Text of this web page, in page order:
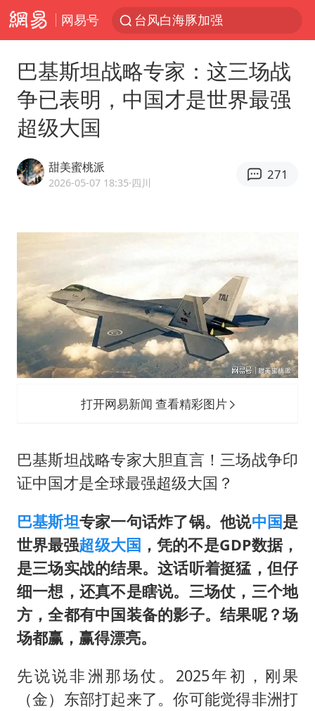
网易号
“立秋的第一杯奶茶”又爆单了
A股三大股指收涨
“新疆阿勒泰八月能滑雪”不实
向鹏0-3不敌张本智和
江苏发布台风蓝色预警
东方之约 相约未来
巴基斯坦战略专家：这三场战
争已表明，中国才是世界最强
超级大国
甜美蜜桃派
2026-05-07 18:35·四川
271
打开网易新闻 查看精彩图片
巴基斯坦战略专家大胆直言！三场战争印
证中国才是全球最强超级大国？
巴基斯坦专家一句话炸了锅。他说中国是
世界最强超级大国 ，凭的不是GDP数据，
是三场实战的结果。这话听着挺猛，但仔
细一想，还真不是瞎说。三场仗，三个地
方，全都有中国装备的影子。结果呢？场
场都赢，赢得漂亮。
先说说非洲那场仗。2025年初，刚果
（金）东部打起来了。你可能觉得非洲打